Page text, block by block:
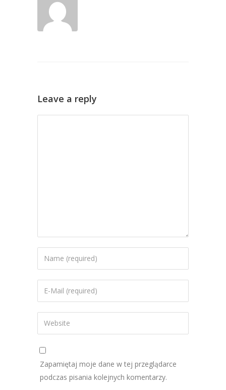
Leave a reply
Zapamiętaj moje dane w tej przeglądarce
podczas pisania kolejnych komentarzy.